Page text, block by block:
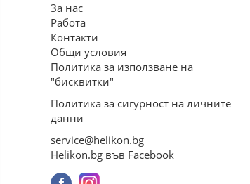
За нас
Работа
Контакти
Общи условия
Политика за използване на
"бисквитки"
Политика за сигурност на личните
данни
service@helikon.bg
Helikon.bg във Facebook